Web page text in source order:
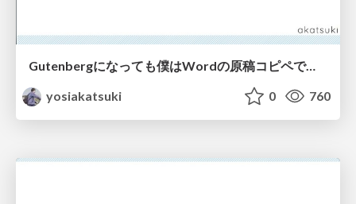
Gutenbergになっても僕はWordの原稿コピペで投稿を作るという作業を続けられるのか
yosiakatsuki
0 760